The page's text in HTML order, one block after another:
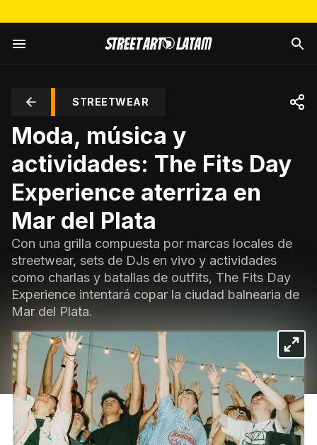
STREETWEAR
Moda, música y
actividades: The Fits Day
Experience aterriza en
Mar del Plata
Con una grilla compuesta por marcas locales de
streetwear, sets de DJs en vivo y actividades
como charlas y batallas de outfits, The Fits Day
Experience intentará copar la ciudad balnearia de
Mar del Plata.